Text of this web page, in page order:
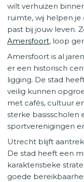
wilt verhuizen
ruimte, wij helpen
past bij jouw leven.
Amersfoort, loop
Amersfoort is al
er een historisch
ligging. De stad
veilig kunnen
met cafés, cultuur
sterke basisscholen
sportverenigingen
Utrecht blijft
De stad heeft een
karakteristieke
goede